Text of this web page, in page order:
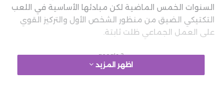
السنوات الخمس الماضية لكن مبادئها الأساسية في اللعب
التكتيكي الضيق من منظور الشخص الأول والتركيز القوي
على العمل الجماعي ظلت ثابتة.
google 2
اظهر المزيد